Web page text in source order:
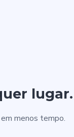
lugar.
menos tempo.